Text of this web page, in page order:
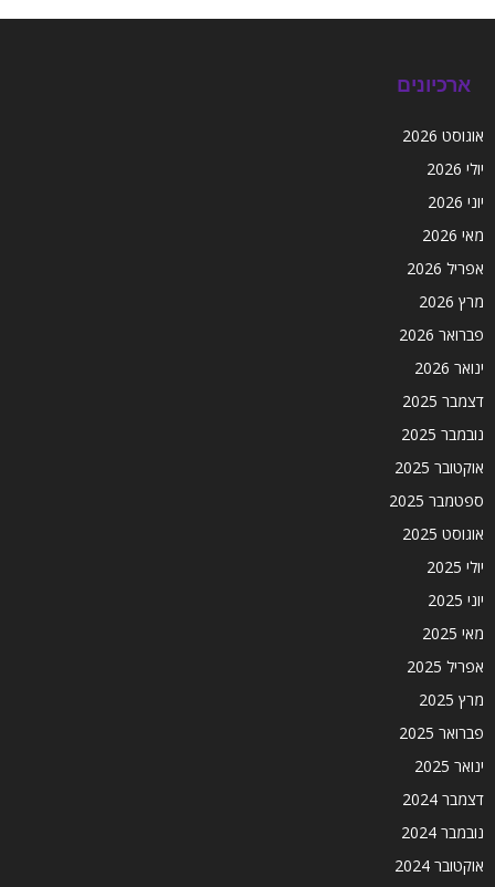
ארכיונים
אוגוסט 2026
יולי 2026
יוני 2026
מאי 2026
אפריל 2026
מרץ 2026
פברואר 2026
ינואר 2026
דצמבר 2025
נובמבר 2025
אוקטובר 2025
ספטמבר 2025
אוגוסט 2025
יולי 2025
יוני 2025
מאי 2025
אפריל 2025
מרץ 2025
פברואר 2025
ינואר 2025
דצמבר 2024
נובמבר 2024
אוקטובר 2024